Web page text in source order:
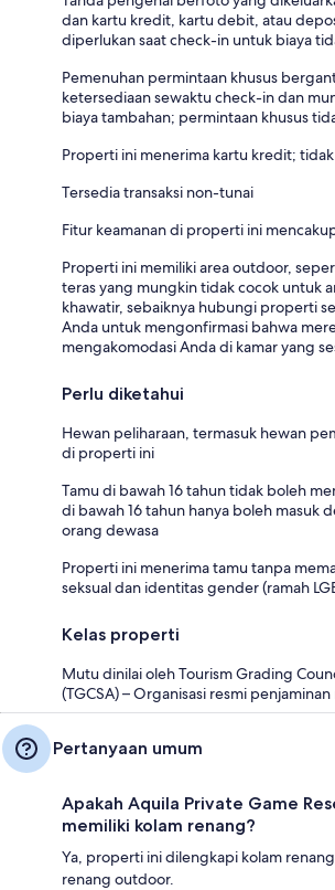
dan kartu kredit, kartu debit, atau
diperlukan saat check-in untuk biaya
Pemenuhan permintaan khusus
ketersediaan sewaktu check-in dan
biaya tambahan; permintaan khusus
Properti ini menerima kartu kredit;
Tersedia transaksi non-tunai
Fitur keamanan di properti ini
Properti ini memiliki area outdoor,
teras yang mungkin tidak cocok untuk
khawatir, sebaiknya hubungi properti
Anda untuk mengonfirmasi bahwa
mengakomodasi Anda di kamar yang
Perlu diketahui
Hewan peliharaan, termasuk hewan
di properti ini
Tamu di bawah 16 tahun tidak boleh
di bawah 16 tahun hanya boleh masuk
orang dewasa
Properti ini menerima tamu tanpa
seksual dan identitas gender (ramah
Kelas properti
Mutu dinilai oleh Tourism Grading
(TGCSA) – Organisasi resmi
Pertanyaan umum
Apakah Aquila Private Game
memiliki kolam renang?
Ya, properti ini dilengkapi kolam
renang outdoor.